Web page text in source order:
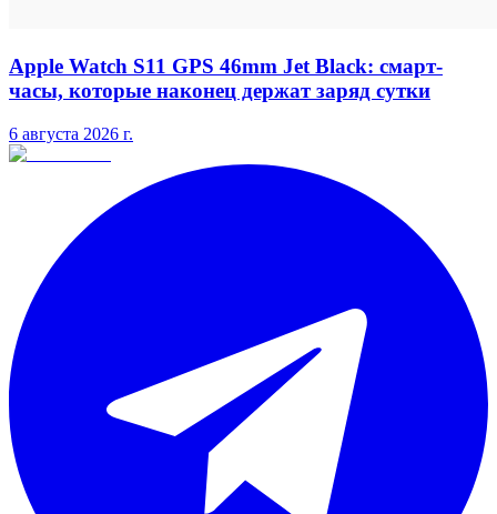
Apple Watch S11 GPS 46mm Jet Black: смарт-
часы, которые наконец держат заряд сутки
6 августа 2026 г.